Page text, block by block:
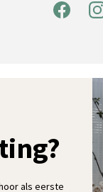
Ontvang 5% korting
Schrijf je in voor onze
wooninspiratie,
als eerste